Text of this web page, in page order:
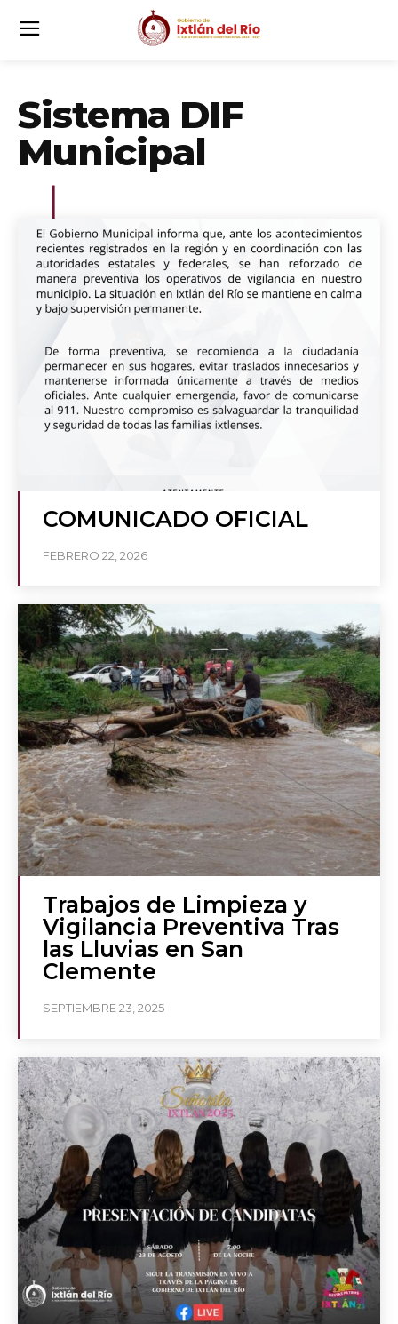
Sistema DIF
Municipal
COMUNICADO OFICIAL
FEBRERO 22, 2026
Trabajos de Limpieza y
Vigilancia Preventiva Tras
las Lluvias en San
Clemente
SEPTIEMBRE 23, 2025